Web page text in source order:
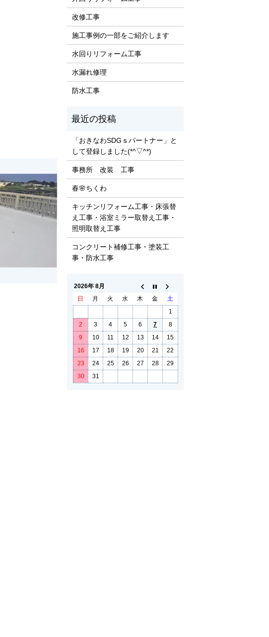
改修工事
施工事例の一部をご紹介します
水回りリフォーム工事
水漏れ修理
防水工事
「おきなわSDGｓパートナー」と
して登録しました(*^▽^*)
事務所 改装 工事
春🌸ちくわ
キッチンリフォーム工事・床張替
え工事・浴室ミラー取替え工事・
照明取替え工事
コンクリート補修工事・塗装工
事・防水工事
2026年 8月
日
月 火 水 木 金
土
1
2
3 4 5 6 7
8
9
10 11 12 13 14
15
16
17 18 19 20 21
22
23
24 25 26 27 28
29
30
31